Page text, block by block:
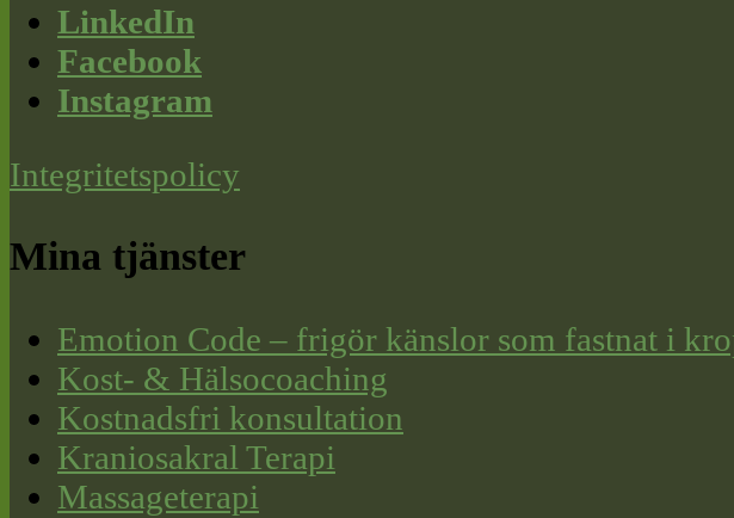
LinkedIn
Facebook
Instagram
Integritetspolicy
Mina tjänster
Emotion Code – frigör känslor som fastnat i
Kost- & Hälsocoaching
Kostnadsfri konsultation
Kraniosakral Terapi
Massageterapi